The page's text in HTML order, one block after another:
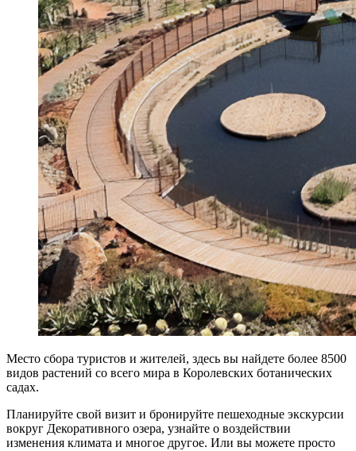
Место сбора туристов и жителей, здесь вы найдете более 8500
видов растений со всего мира в Королевских ботанических
садах.
Планируйте свой визит и бронируйте пешеходные экскурсии
вокруг Декоративного озера, узнайте о воздействии
изменения климата и многое другое. Или вы можете просто